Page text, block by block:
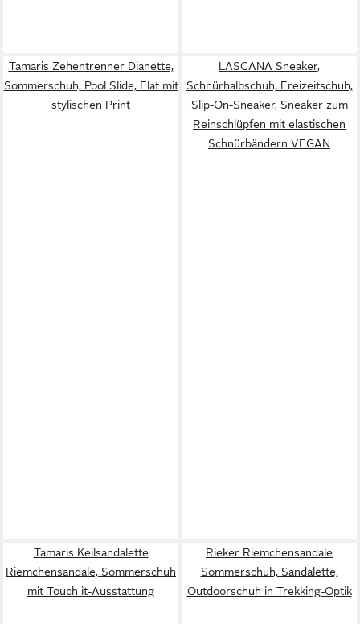
Tamaris Zehentrenner Dianette,
Sommerschuh, Pool Slide, Flat mit
stylischen Print
LASCANA Sneaker,
Schnürhalbschuh, Freizeitschuh,
Slip-On-Sneaker, Sneaker zum
Reinschlüpfen mit elastischen
Schnürbändern VEGAN
Tamaris Keilsandalette
Riemchensandale, Sommerschuh
mit Touch it-Ausstattung
Rieker Riemchensandale
Sommerschuh, Sandalette,
Outdoorschuh in Trekking-Optik